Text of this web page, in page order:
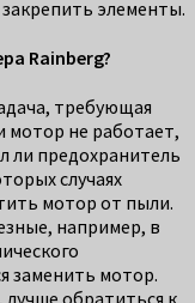
элементы.
Rainberg?
требующая
мотор не работает,
ли предохранитель
случаях
мотор от пыли.
например, в
заменить мотор.